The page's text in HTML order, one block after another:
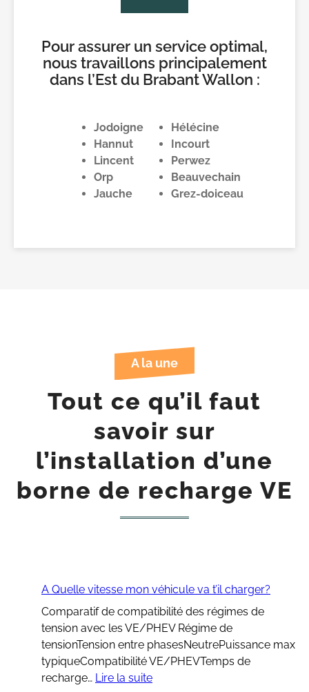
Pour assurer un service optimal,
nous travaillons principalement
dans l’Est du Brabant Wallon :
Jodoigne
Hannut
Lincent
Orp
Jauche
Hélécine
Incourt
Perwez
Beauvechain
Grez-doiceau
A la une
Tout ce qu’il faut
savoir sur
l’installation d’une
borne de recharge VE
A Quelle vitesse mon véhicule va t’il charger?
Comparatif de compatibilité des régimes de
tension avec les VE/PHEV Régime de
tensionTension entre phasesNeutrePuissance max
typiqueCompatibilité VE/PHEVTemps de
recharge… Lire la suite: